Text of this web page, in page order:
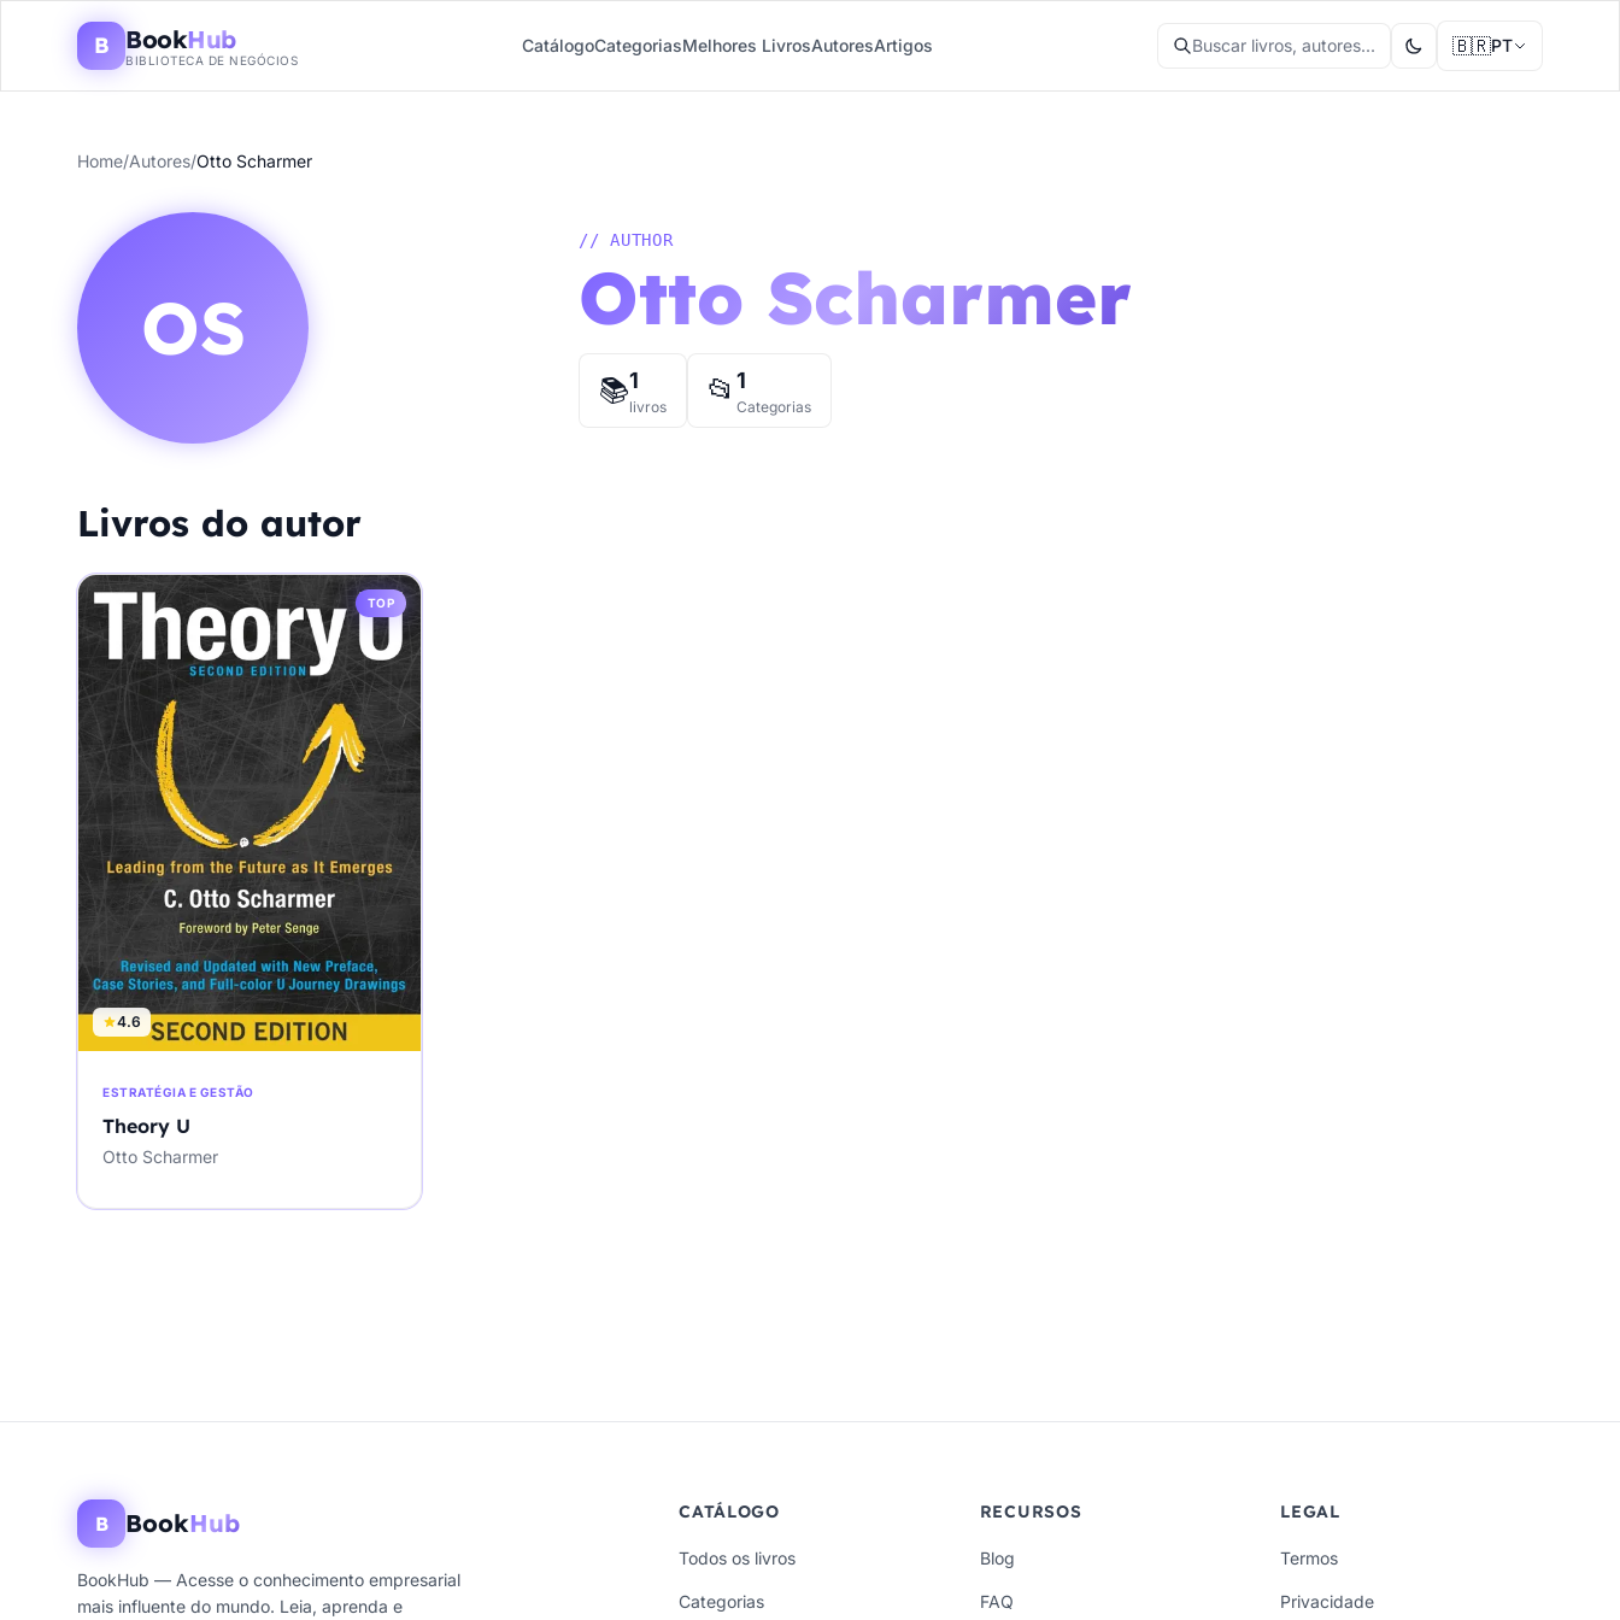
B BookHub
BIBLIOTECA DE NEGÓCIOS
CatálogoCategoriasMelhores LivrosAutoresArtigos Buscar livros, autores... 🇧🇷PT
Home/Autores/Otto Scharmer
OS
// AUTHOR
Otto Scharmer
📚1
livros 📂 1
Categorias
Livros do autor
TOP
4.6
ESTRATÉGIA E GESTÃO
Theory U
Otto Scharmer
B BookHub
BookHub — Acesse o conhecimento empresarial
mais influente do mundo. Leia, aprenda e
CATÁLOGO
Todos os livros
Categorias
RECURSOS
Blog
FAQ
LEGAL
Termos
Privacidade